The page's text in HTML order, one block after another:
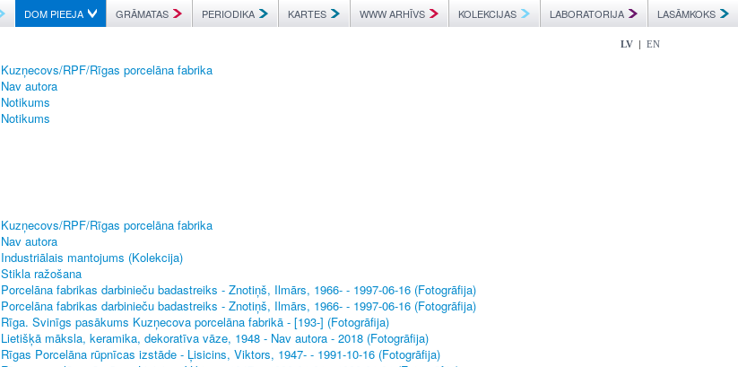
DOM PIEEJA GRĀMATAS PERIODIKA KARTES WWW ARHĪVS KOLEKCIJAS LABORATORIJA LASĀMKOKS
LV | EN
Kuzņecovs/RPF/Rīgas porcelāna fabrika
Nav autora
Notikums
Notikums
Kuzņecovs/RPF/Rīgas porcelāna fabrika
Nav autora
Industriālais mantojums (Kolekcija)
Stikla ražošana
Porcelāna fabrikas darbinieču badastreiks - Znotiņš, Ilmārs, 1966- - 1997-06-16 (Fotogrāfija)
Porcelāna fabrikas darbinieču badastreiks - Znotiņš, Ilmārs, 1966- - 1997-06-16 (Fotogrāfija)
Rīga. Svinīgs pasākums Kuzņecova porcelāna fabrikā - [193-] (Fotogrāfija)
Lietišķā māksla, keramika, dekoratīva vāze, 1948 - Nav autora - 2018 (Fotogrāfija)
Rīgas Porcelāna rūpnīcas izstāde - Ļisicins, Viktors, 1947- - 1991-10-16 (Fotogrāfija)